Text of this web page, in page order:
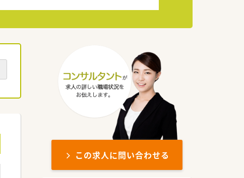
この求人に問い合わせる